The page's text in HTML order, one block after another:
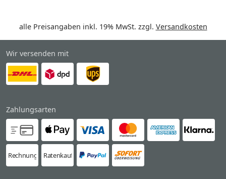
alle Preisangaben inkl. 19% MwSt. zzgl. Versandkosten
Wir versenden mit
Zahlungsarten
Rechnung Ratenkauf